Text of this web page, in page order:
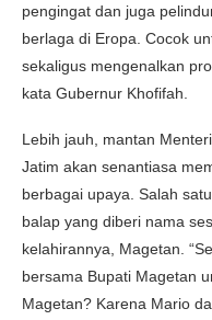
pengingat dan juga
berlaga di Eropa. Cocok
sekaligus mengenalkan
kata Gubernur Khofifah.
Lebih jauh, mantan
Jatim akan senantiasa
berbagai upaya. Salah
balap yang diberi nama
kelahirannya, Magetan.
bersama Bupati Magetan
Magetan? Karena Mario